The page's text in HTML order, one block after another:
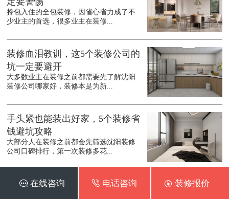
拎包入住的全包装修，因省心省力成了不
少业主的首选，很多业主在装修...
装修血泪教训，这5个装修公司的
坑一定要避开
大多数业主在装修之前都需要先了解沈阳
装修公司哪家好，装修本是为新...
手头紧也能装出好家，5个装修省
钱避坑攻略
大部分人在装修之前都会先筛选沈阳装修
公司口碑排行，第一次装修多花...
装修别踩坑，这6个细节不注意，
 在线咨询  电话咨询  装修报价